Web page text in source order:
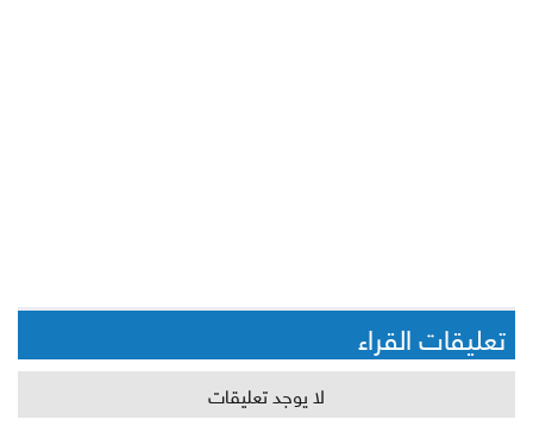
تعليقات القراء
لا يوجد تعليقات